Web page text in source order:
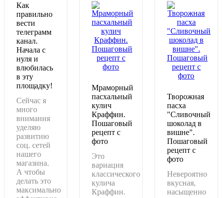
Как
правильно
вести
телеграмм
канал.
Начала с
нуля и
влюбилась
в эту
площадку!
Сейчас я
много
внимания
уделяю
развитию
соц. сетей
нашего
магазина.
А чтобы
делать это
максимально
Мраморный
пасхальный
кулич
Краффин.
Пошаговый
рецепт с
фото
Это
вариация
классического
кулича
Краффин.
Творожная
пасха
"Сливочный
шоколад в
вишне".
Пошаговый
рецепт с
фото
Невероятно
вкусная,
насыщенно